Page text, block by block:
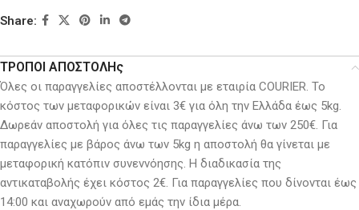
Share:
ΤΡΟΠΟΙ ΑΠΟΣΤΟΛΗς
Όλες οι παραγγελίες αποστέλλονται με εταιρία COURIER. Το
κόστος των μεταφορικών είναι 3€ για όλη την Ελλάδα έως 5kg.
Δωρεάν αποστολή για όλες τις παραγγελίες άνω των 250€. Για
παραγγελίες με βάρος άνω των 5kg η αποστολή θα γίνεται με
μεταφορική κατόπιν συνεννόησης. H διαδικασία της
αντικαταβολής έχει κόστος 2€. Για παραγγελίες που δίνονται έως
14:00 και αναχωρούν από εμάς την ίδια μέρα.